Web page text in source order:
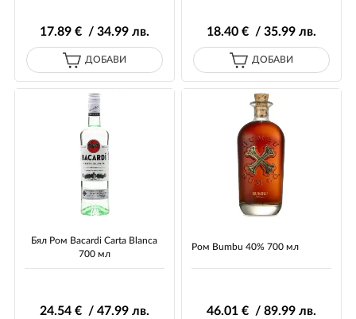
17.89€ / 34.99лв.
ДОБАВИ
18.40 € / 35.99 лв.
ДОБАВИ
Бял Ром Bacardi Carta Blanca
700 мл
24.54€ / 47.99лв.
Ром Bumbu 40% 700 мл
46.01 € / 89.99 лв.